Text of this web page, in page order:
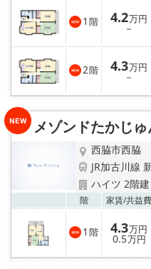
1 階 4.2万円
－
2階 4.3万円
－
メゾンドたかじ
西脇市西脇
JR加古川線
ハイツ 2階
階 家賃/共益費
1 階 4.3万円
0.5万円